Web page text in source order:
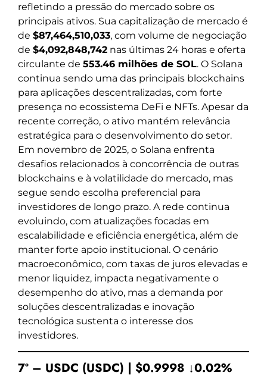
refletindo a pressão do mercado sobre os
principais ativos. Sua capitalização de mercado é
de $87,464,510,033, com volume de negociação
de $4,092,848,742 nas últimas 24 horas e oferta
circulante de 553.46 milhões de SOL. O Solana
continua sendo uma das principais blockchains
para aplicações descentralizadas, com forte
presença no ecossistema DeFi e NFTs. Apesar da
recente correção, o ativo mantém relevância
estratégica para o desenvolvimento do setor.
Em novembro de 2025, o Solana enfrenta
desafios relacionados à concorrência de outras
blockchains e à volatilidade do mercado, mas
segue sendo escolha preferencial para
investidores de longo prazo. A rede continua
evoluindo, com atualizações focadas em
escalabilidade e eficiência energética, além de
manter forte apoio institucional. O cenário
macroeconômico, com taxas de juros elevadas e
menor liquidez, impacta negativamente o
desempenho do ativo, mas a demanda por
soluções descentralizadas e inovação
tecnológica sustenta o interesse dos
investidores.
7º – USDC (USDC) | $0.9998 ↓0.02%